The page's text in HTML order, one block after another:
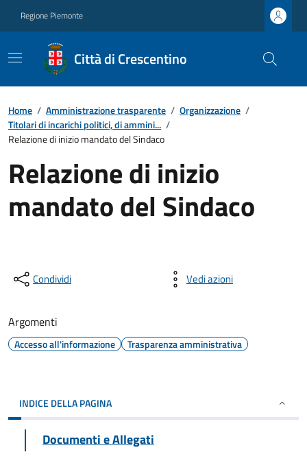
Regione Piemonte
Città di Crescentino
Home / Amministrazione trasparente / Organizzazione /
Titolari di incarichi politici, di ammini... /
Relazione di inizio mandato del Sindaco
Relazione di inizio
mandato del Sindaco
Condividi Vedi azioni
Argomenti
Accesso all'informazione Trasparenza amministrativa
INDICE DELLA PAGINA
Documenti e Allegati